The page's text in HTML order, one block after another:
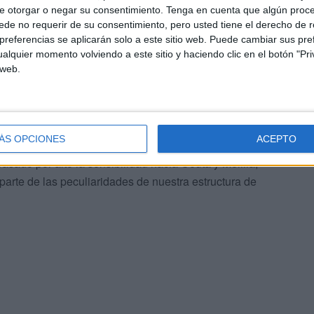
otorgar o negar su consentimiento. Tenga en cuenta que algún
no requerir de su consentimiento, pero usted tiene el derecho de
se aplicarán solo a este sitio web. Puede cambiar sus
momento volviendo a este sitio y haciendo clic en el botón
OPCIONES ACEPTO
Integral de Desarrollo Económicopara Ceuta, para
de Administraciones Públicas y portavoz del
estudiar una mejora en el sistema actual de
de fortalecer el desarrollo de empresas y la
el Gobierno de España haya lastrado a nuestros
una disposición que a priori iba destinada reducir
por alto la sensibilidad hacia Ceuta y Melilla,
de las peculiaridades de nuestra estructura de